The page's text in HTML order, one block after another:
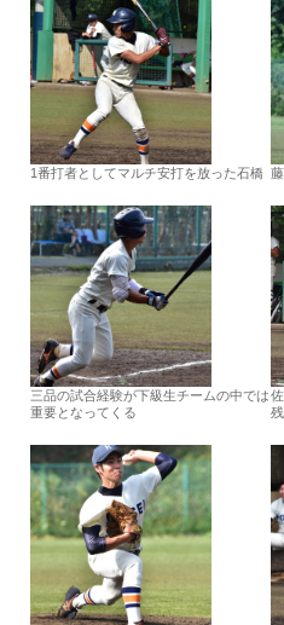
1番打者としてマルチ安打を放った石橋
三品の試合経験が下級生チームの中では
重要となってくる